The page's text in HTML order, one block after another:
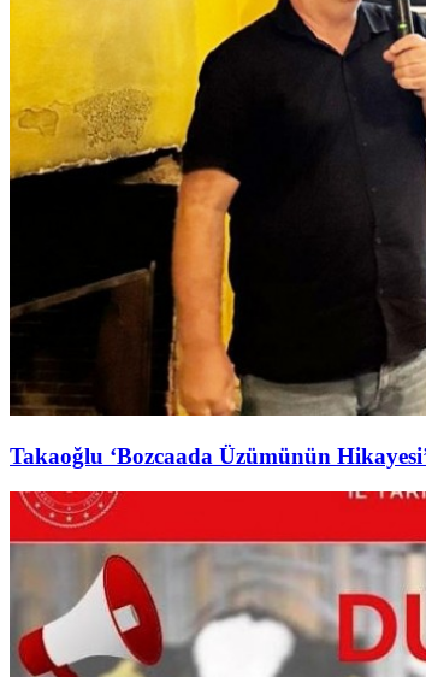
Takaoğlu ‘Bozcaada Üzümünün